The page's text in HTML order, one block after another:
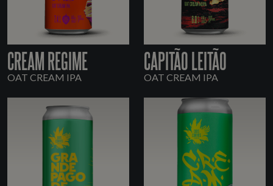
CREAM REGIME
OAT CREAM IPA
CAPITÃO LEITÃO
OAT CREAM IPA